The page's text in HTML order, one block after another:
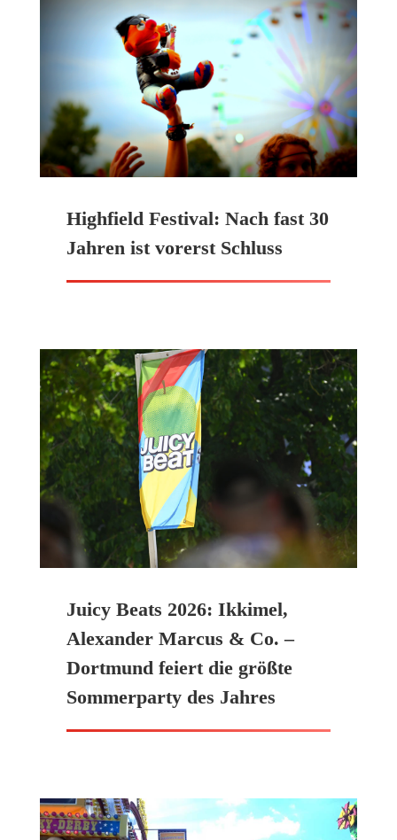
Highfield Festival: Nach fast 30
Jahren ist vorerst Schluss
Juicy Beats 2026: Ikkimel,
Alexander Marcus & Co. –
Dortmund feiert die größte
Sommerparty des Jahres